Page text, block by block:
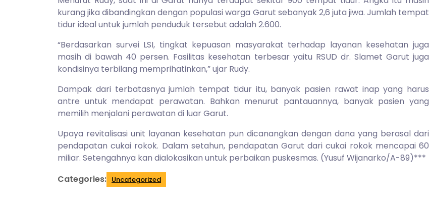
kurang jika dibandingkan dengan populasi warga Garut sebanyak 2,6 juta jiwa. Jumlah tempat
tidur ideal untuk jumlah penduduk tersebut adalah 2.600.
“Berdasarkan survei LSI, tingkat kepuasan masyarakat terhadap layanan kesehatan juga
masih di bawah 40 persen. Fasilitas kesehatan terbesar yaitu RSUD dr. Slamet Garut juga
kondisinya terbilang memprihatinkan,” ujar Rudy.
Dampak dari terbatasnya jumlah tempat tidur itu, banyak pasien rawat inap yang harus
antre untuk mendapat perawatan. Bahkan menurut pantauannya, banyak pasien yang
memilih menjalani perawatan di luar Garut.
Upaya revitalisasi unit layanan kesehatan pun dicanangkan dengan dana yang berasal dari
pendapatan cukai rokok. Dalam setahun, pendapatan Garut dari cukai rokok mencapai 60
miliar. Setengahnya kan dialokasikan untuk perbaikan puskesmas. (Yusuf Wijanarko/A-89)***
Categories: Uncategorized